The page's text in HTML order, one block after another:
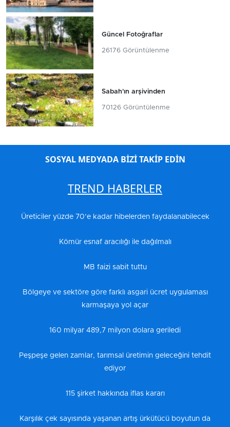
Güncel Fotoğraflar
26176 Görüntülenme
Sabah'ın arşivinden
70126 Görüntülenme
SOSYAL MEDYADA BİZİ TAKİP EDİN
TREND HABERLER
Üreticiler yüzde 70’e kadar hibelerden faydalanabilecek
Kömür esnaf aracılığı ile dağılmalı
MB faizi sabit tuttu
Bölgeye ve sektöre göre farklı asgari ücret uygulaması
karmaşaya yol açar
160 milyar 489,7 milyon dolara geriledi
Peşpeşe gelen zamlar, tarımsal üretimin geleceğini tehdit
ediyor
115 şirket hakkında iflas kararı
Karşılık çek sayısında yaşanan artış ürkütücü boyutun da